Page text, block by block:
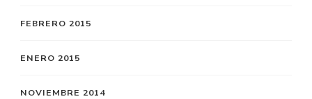
FEBRERO 2015
ENERO 2015
NOVIEMBRE 2014